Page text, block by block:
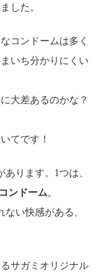
した。
コンドームは多く
いち分かりにくい
大差あるのかな？
てです！
ります。1つは、
ンドーム。
い快感がある、
サガミオリジナル